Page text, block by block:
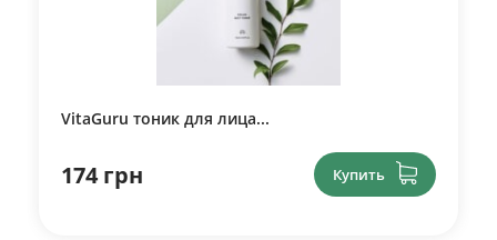
VitaGuru тоник для лица...
174 грн Купить